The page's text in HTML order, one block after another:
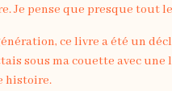
Je pense que presque tout
ce livre a été un
sous ma couette avec
histoire.